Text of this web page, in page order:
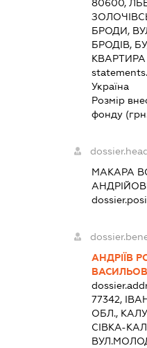
80600,
БРОДИ,
БРОДІВ,
КВАРТИРА
Україна
Розмір
фонду
МАКАРА
АНДРІЇВ
77342,
ОБЛ.,
СІВКА-